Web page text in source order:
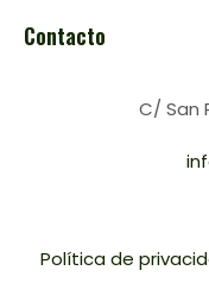
Contacto
C/ San
Política de